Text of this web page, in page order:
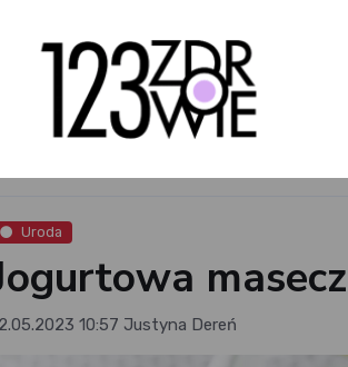
Uroda
10:57 Justyna Dereń